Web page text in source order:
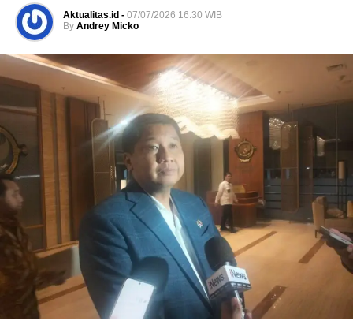
Aktualitas.id - 07/07/2026 16:30 WIB
By Andrey Micko